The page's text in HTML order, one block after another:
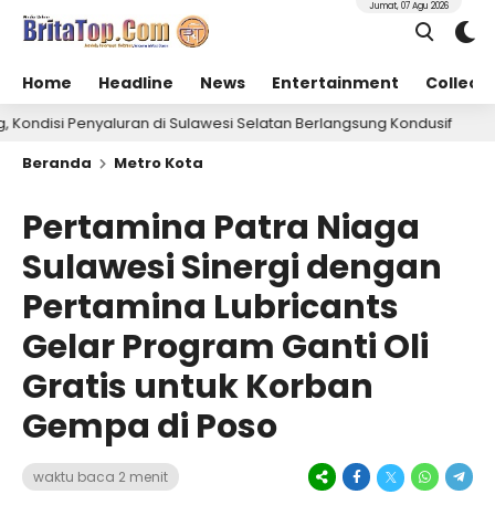
Home Headline News Entertainment
Jumat, 07 Agu 2026
di Sulawesi Selatan Berlangsung Kondusif 4 hari lalu
Beranda
Metro Kota
Pertamina Patra Niaga
Sulawesi Sinergi dengan
Pertamina Lubricants
Gelar Program Ganti Oli
Gratis untuk Korban
Gempa di Poso
waktu baca 2 menit